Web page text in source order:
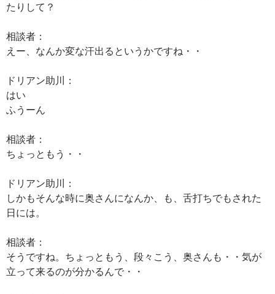
たりして？
相談者：
えー、なんか変な汗出るというかですね・・
ドリアン助川：
はい
ふうーん
相談者：
ちょっともう・・
ドリアン助川：
しかもそんな時に奥さんになんか、も、舌打ちでもされた
日には。
相談者：
そうですね。ちょっともう、段々こう、奥さんも・・気が
立って来るのが分かるんで・・